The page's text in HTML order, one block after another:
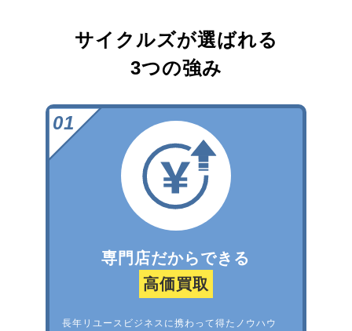
サイクルズが選ばれる
3つの強み
専門店だからできる
高価買取
長年リユースビジネスに携わって得たノウハウ